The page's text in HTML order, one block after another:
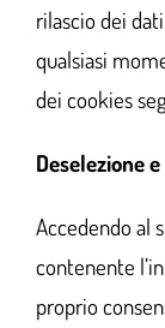
rilascio dei
qualsiasi
dei cookies
Deselezione
Accedendo al
contenente
proprio